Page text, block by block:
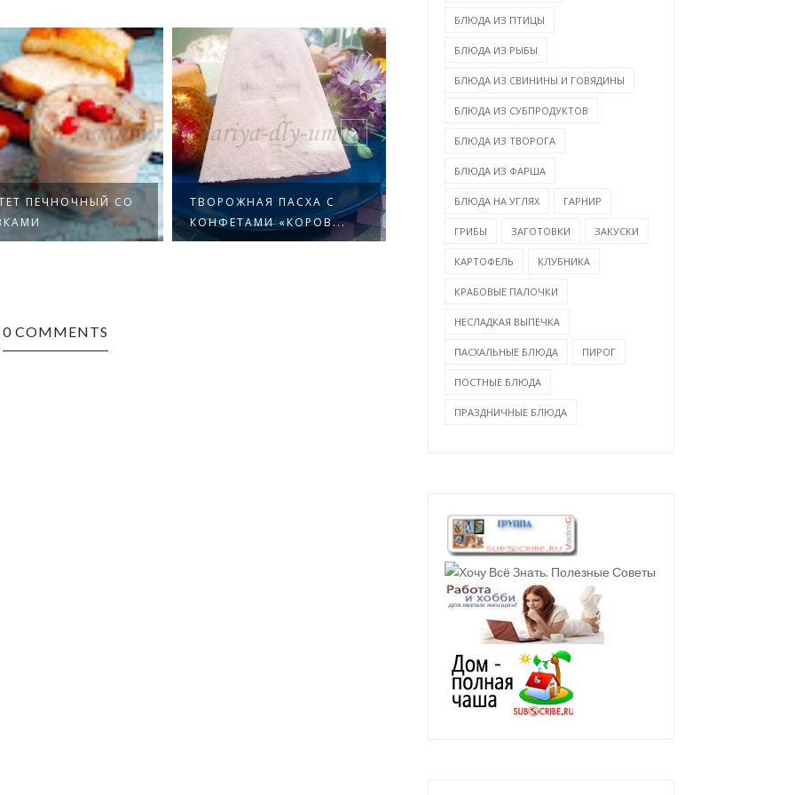
ПЕЧНОЧНЫЙ СО
ТВОРОЖНАЯ ПАСХА С
КОНФЕТАМИ «КОРОВ...
КУЛИЧ «КРАФФИН» –
0 COMMENTS
БЛЮДА ИЗ ПТИЦЫ
БЛЮДА ИЗ РЫБЫ
БЛЮДА ИЗ СВИНИНЫ И ГОВЯДИНЫ
БЛЮДА ИЗ СУБПРОДУКТОВ
БЛЮДА ИЗ ТВОРОГА
БЛЮДА ИЗ ФАРША
БЛЮДА НА УГЛЯХ ГАРНИР
ГРИБЫ ЗАГОТОВКИ ЗАКУСКИ
КАРТОФЕЛЬ КЛУБНИКА
КРАБОВЫЕ ПАЛОЧКИ
НЕСЛАДКАЯ ВЫПЕЧКА
ПАСХАЛЬНЫЕ БЛЮДА ПИРОГ
ПОСТНЫЕ БЛЮДА
ПРАЗДНИЧНЫЕ БЛЮДА